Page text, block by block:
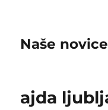
Naše novice
ajda